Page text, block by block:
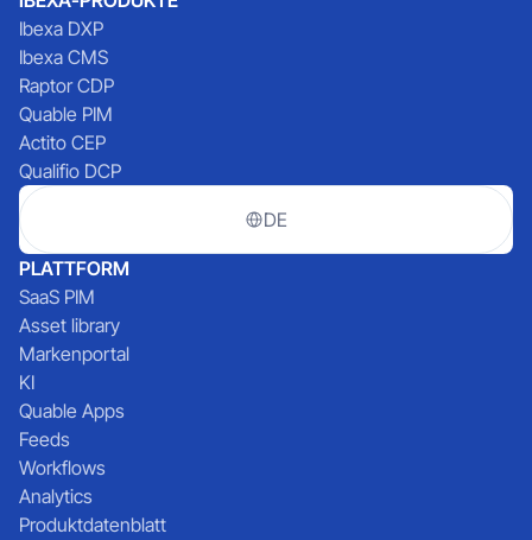
Ibexa DXP
Ibexa CMS
Raptor CDP
Quable PIM
Actito CEP
Qualifio DCP
DE
PLATTFORM
SaaS PIM
Asset library
Markenportal
KI
Quable Apps
Feeds
Workflows
Analytics
Produktdatenblatt